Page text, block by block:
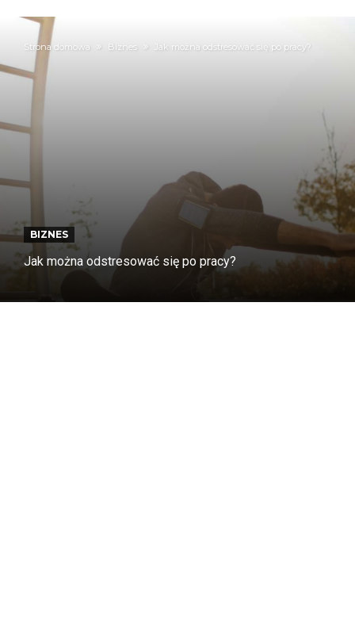
Strona domowa Biznes Jak można odstresować się po pracy?
BIZNES
Jak można odstresować się po pracy?